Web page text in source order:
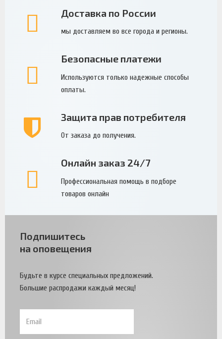
Доставка по России
мы доставляем во все города и регионы.
Безопасные платежи
Используются только надежные способы
оплаты.
Защита прав потребителя
От заказа до получения.
Онлайн заказ 24/7
Профессиональная помощь в подборе
товаров онлайн
Подпишитесь
на оповещения
Будьте в курсе специальных предложений.
Большие распродажи каждый месяц!